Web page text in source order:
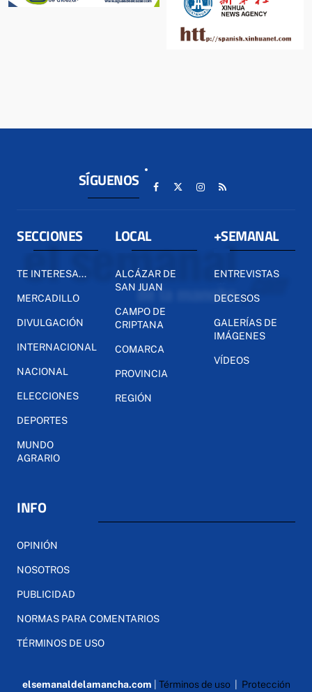
SÍGUENOS
SECCIONES
TE INTERESA...
MERCADILLO
DIVULGACIÓN
INTERNACIONAL
NACIONAL
ELECCIONES
DEPORTES
MUNDO
AGRARIO
LOCAL
ALCÁZAR DE
SAN JUAN
CAMPO DE
CRIPTANA
COMARCA
PROVINCIA
REGIÓN
+SEMANAL
ENTREVISTAS
DECESOS
GALERÍAS DE
IMÁGENES
VÍDEOS
INFO
OPINIÓN
NOSOTROS
PUBLICIDAD
NORMAS PARA COMENTARIOS
TÉRMINOS DE USO
elsemanaldelamancha.com Términos de uso| Protección